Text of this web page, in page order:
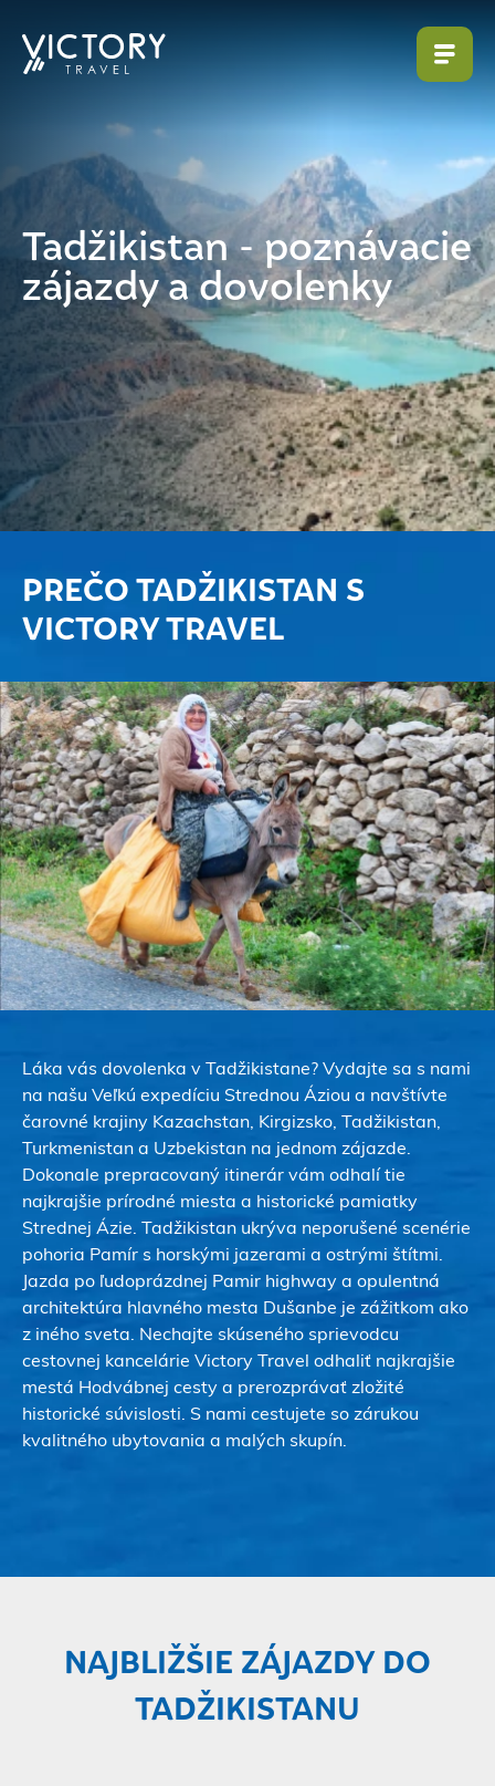
Tadžikistan - poznávacie
zájazdy a dovolenky
PREČO TADŽIKISTAN S
VICTORY TRAVEL
Láka vás dovolenka v Tadžikistane? Vydajte sa s nami
na našu Veľkú expedíciu Strednou Áziou a navštívte
čarovné krajiny Kazachstan, Kirgizsko, Tadžikistan,
Turkmenistan a Uzbekistan na jednom zájazde.
Dokonale prepracovaný itinerár vám odhalí tie
najkrajšie prírodné miesta a historické pamiatky
Strednej Ázie. Tadžikistan ukrýva neporušené scenérie
pohoria Pamír s horskými jazerami a ostrými štítmi.
Jazda po ľudoprázdnej Pamir highway a opulentná
architektúra hlavného mesta Dušanbe je zážitkom ako
z iného sveta. Nechajte skúseného sprievodcu
cestovnej kancelárie Victory Travel odhaliť najkrajšie
mestá Hodvábnej cesty a prerozprávať zložité
historické súvislosti. S nami cestujete so zárukou
kvalitného ubytovania a malých skupín.
NAJBLIŽŠIE ZÁJAZDY DO
TADŽIKISTANU